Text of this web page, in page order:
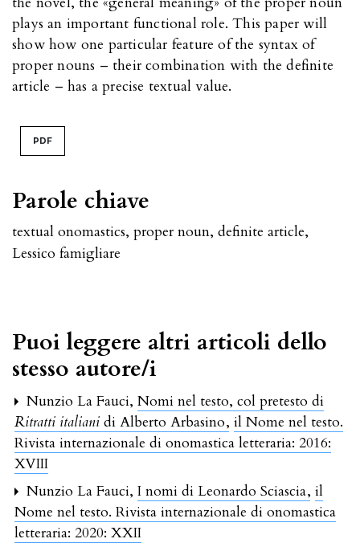
Parole chiave
textual onomastics, proper noun, definite article,
Lessico famigliare
plays an important functional role. This paper will
show how one particular feature of the syntax of
proper nouns – their combination with the definite
article – has a precise textual value.
PDF
Puoi leggere altri articoli dello
stesso autore/i
Nunzio La Fauci, Nomi nel testo, col pretesto di
Ritratti italiani di Alberto Arbasino, il Nome nel testo.
Rivista internazionale di onomastica letteraria: 2016:
XVIII
Nunzio La Fauci, I nomi di Leonardo Sciascia, il
Nome nel testo. Rivista internazionale di onomastica
letteraria: 2020: XXII